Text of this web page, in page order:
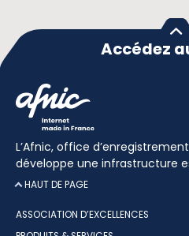
Accédez
L’Afnic, office
développe une infrastructure
HAUT DE PAGE
ASSOCIATION D’EXCELLENCES